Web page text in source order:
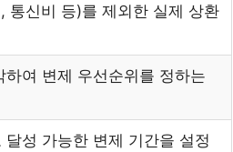
통신비 등)를 제외한 실제 상환
여 변제 우선순위를 정하는
성 가능한 변제 기간을 설정